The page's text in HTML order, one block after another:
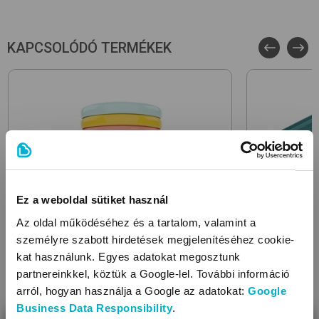
Ez a weboldal sütiket használ
Az oldal működéséhez és a tartalom, valamint a
személyre szabott hirdetések megjelenítéséhez cookie-
kat használunk. Egyes adatokat megosztunk
partnereinkkel, köztük a Google-lel. További információ
arról, hogyan használja a Google az adatokat: Google
Business Data Responsibility.
Mosogatógépbe tehető
A csomag tartalma: kanál, tál, előke
Ajánlott kor (hó): 6-12
fogni a gyerekek
Csúszásgátló talp
KAPCSOLÓDÓ TERMÉKEK
BABYMOOV
BABYMOOV